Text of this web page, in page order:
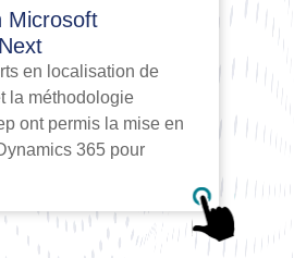
Microsoft
en localisation de
la méthodologie
ont permis la mise en
365 pour